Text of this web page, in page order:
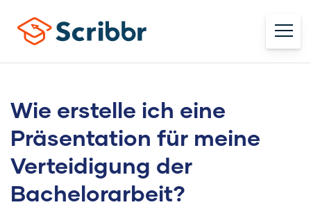
Wie erstelle ich eine
Präsentation für meine
Verteidigung der
Bachelorarbeit?